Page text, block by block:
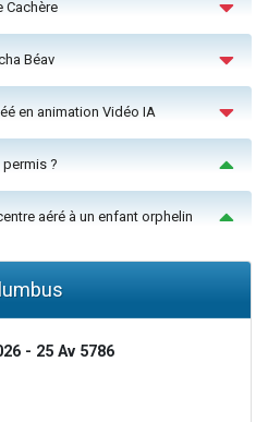
Cachère
Béav
en animation Vidéo IA
?
aéré à un enfant orphelin
- 25 Av 5786